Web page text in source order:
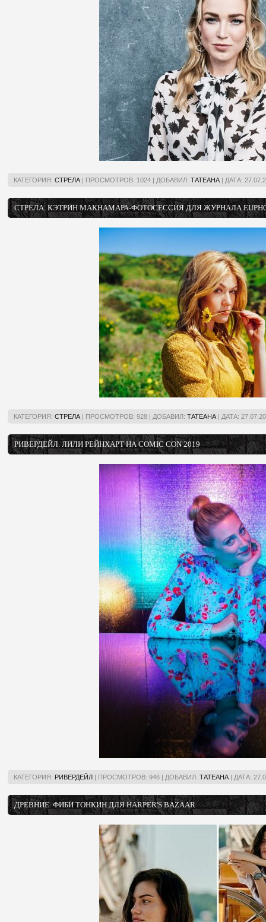
КАТЕГОРИЯ: СТРЕЛА | ПРОСМОТРОВ: 1024 | ДОБАВИЛ: ТАТЕАНА | ДАТА:
СТРЕЛА. КЭТРИН МАКНАМАРА-ФОТОСЕССИЯ ДЛЯ ЖУРНАЛА
КАТЕГОРИЯ: СТРЕЛА | ПРОСМОТРОВ: 928 | ДОБАВИЛ: ТАТЕАНА | ДАТА:
РИВЕРДЕЙЛ. ЛИЛИ РЕЙНХАРТ НА COMIC CON 2019
КАТЕГОРИЯ: РИВЕРДЕЙЛ | ПРОСМОТРОВ: 946 | ДОБАВИЛ: ТАТЕАНА | ДАТА:
ДРЕВНИЕ. ФИБИ ТОНКИН ДЛЯ HARPER'S BAZAAR